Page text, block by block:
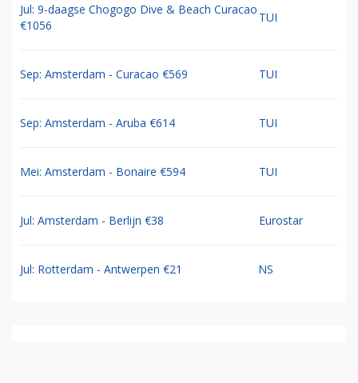
Jul: 9-daagse Chogogo Dive & Beach Curacao
€1056
TUI
Sep: Amsterdam - Curacao €569 TUI
Sep: Amsterdam - Aruba €614 TUI
Mei: Amsterdam - Bonaire €594 TUI
Jul: Amsterdam - Berlijn €38 Eurostar
Jul: Rotterdam - Antwerpen €21 NS